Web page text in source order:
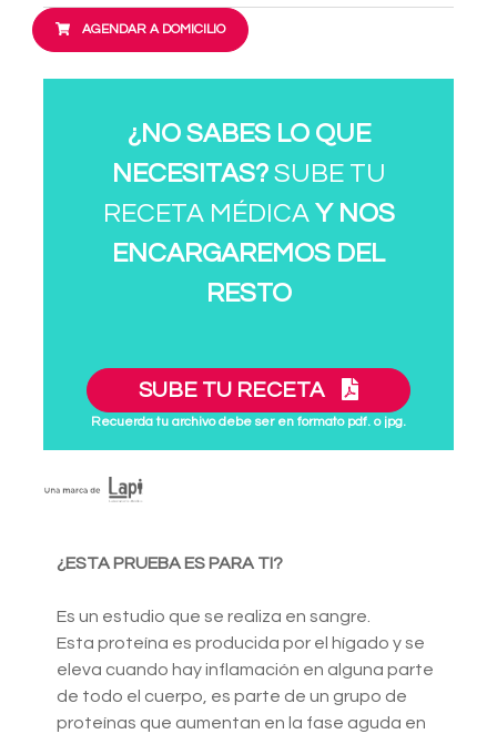
AGENDAR A DOMICILIO
¿NO SABES LO QUE
NECESITAS?SUBE TU
RECETA MÉDICA Y NOS
ENCARGAREMOS DEL
RESTO
SUBE TU RECETA
Recuerda tu archivo debe ser en formato pdf. o jpg.
¿ESTA PRUEBA ES PARA TI?
Es un estudio que se realiza en sangre.
Esta proteína es producida por el hígado y se
eleva cuando hay inflamación en alguna parte
de todo el cuerpo, es parte de un grupo de
proteínas que aumentan en la fase aguda en